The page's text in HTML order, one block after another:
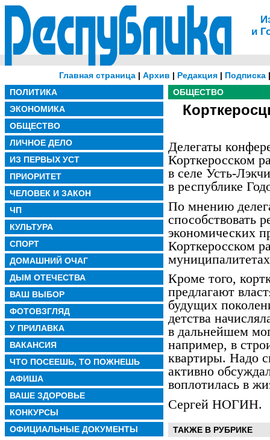
и
Главная страница | Архив | Редакция | Подписка
ПОЛИТИКА
ЭКОНОМИКА
ОБЩЕСТВО
ЛИЧНОЕ ДЕЛО
ИЗ ПЕРВЫХ УСТ
ПРИОРИТЕТ
ЧЕЛОВЕК И ЗАКОН
ЧП
КУЛЬТУРА
СПОРТ
ДОМАШНИЙ ОЧАГ
ДЫМ ОТЕЧЕСТВА
ВАШ ВЫБОР
ФОТОВЗГЛЯД
У ПРИЛАВКА
ВАКАНСИЯ
ЧТО ПОСЕЕШЬ, ТО ПОЖНЕШЬ
АФИША
ВАШЕ ЗДОРОВЬЕ
КОНКУРСЫ
ОФИЦИАЛЬНЫЕ ДОКУМЕНТЫ
ОБЩЕСТВО
Делегаты
Корткеросском
в селе Усть-
в республике
По мнению
способствовать
экономических
Корткеросском
Кроме того,
предлагают
будущих
детства
в дальнейшем
например, в
квартиры. Надо
активно
воплотилась в
Сергей НОГИН.
ТАКЖЕ В РУБРИКЕ